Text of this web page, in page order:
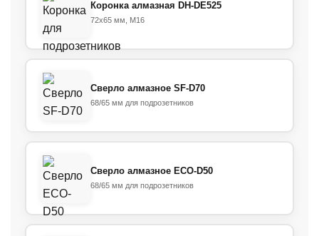
Коронка алмазная DH-DE525
72x65 мм, M16
Сверло алмазное SF-D70
68/65 мм для подрозетников
Сверло алмазное ECO-D50
68/65 мм для подрозетников